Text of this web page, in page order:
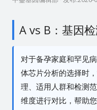
A vs B：基因
对于备孕家庭和罕见
体芯片分析的选择时
理、适用人群和检测
维度进行对比，帮助